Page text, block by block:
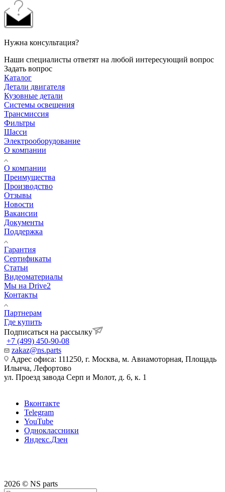
Нужна консультация?
Наши специалисты ответят на любой интересующий вопрос
Задать вопрос
Каталог
Детали двигателя
Кузовные детали
Системы освещения
Трансмиссия
Фильтры
Шасси
Электрооборудование
О компании
О компании
Преимущества
Производство
Отзывы
Новости
Вакансии
Документы
Поддержка
Гарантия
Сертификаты
Статьи
Видеоматериалы
Мы на Drive2
Контакты
Партнерам
Где купить
Подписаться на рассылку
+7 (499) 450-90-08
zakaz@ns.parts
Адрес офиса: 111250, г. Москва, м. Авиамоторная, Площадь
Ильича, Лефортово
ул. Проезд завода Серп и Молот, д. 6, к. 1
Вконтакте
Telegram
YouTube
Одноклассники
Яндекс.Дзен
2026 © NS parts